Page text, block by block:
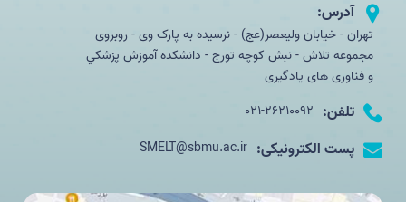
آدرس:
تهران - خیابان ولیعصر(عج) - نرسیده به پارک وی - روبروی
مجموعه تلاش - نبش کوچه تورج - دانشکده آموزش پزشكي
و فناوری های یادگیری
تلفن: 021-26210092
پست الکترونیکی: SMELT@sbmu.ac.ir